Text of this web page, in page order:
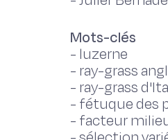
Mots-clés
- luzerne
- ray-grass
- ray-grass
- fétuque des
- facteur